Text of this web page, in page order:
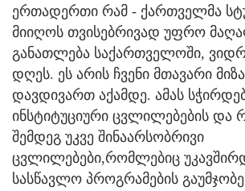
ერთადერთი რამ - ქართველმა
მიიღოს თვისებრივად უფრო
განათლება საქართველოში,
დღეს. ეს არის ჩვენი მთავარი
დავდივართ აქამდე. ამას
ინსტიტუციური ცვლილებების და
შემდეგ უკვე შინაარსობრივი
ცვლილებები,რომლებიც
სასწავლო პროგრამების